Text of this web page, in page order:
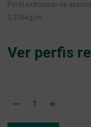
Perfil extrudado de
0,336kg/m.
Ver perfis